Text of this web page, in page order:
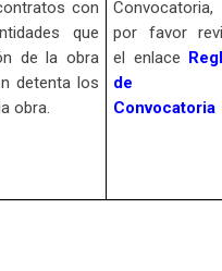
con
que
de la obra
detenta los
obra.
Convocatoria,
por favor
el enlace
de
Convocatoria